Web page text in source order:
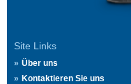
Site Links
Über uns
Kontaktieren Sie uns